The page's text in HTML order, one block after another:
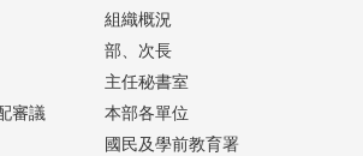
審議
組織概況
部、次長
主任秘書室
本部各單位
國民及學前教育署